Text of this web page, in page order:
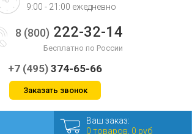
9:00 - 21:00 ежедневно
8 (800) 222-32-14
Бесплатно по России
+7 (495) 374-65-66
Заказать звонок
Ваш заказ:
0 товаров, 0 руб